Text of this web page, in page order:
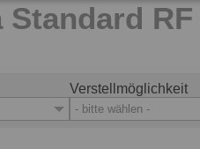
RF
Verstellmöglichkeit
- bitte wählen -